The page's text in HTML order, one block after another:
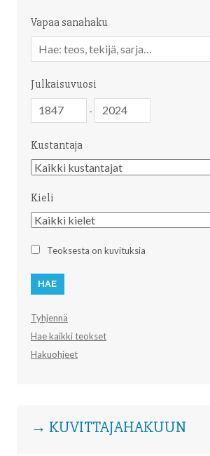
Vapaa sanahaku
sanahaku
Julkaisuvuosi
-
Kustantaja
Kustantaja
Kieli
Kieli
Teoksesta on kuvituksia
Tyhjennä
Hae kaikki teokset
Hakuohjeet
→ KUVITTAJAHAKUUN